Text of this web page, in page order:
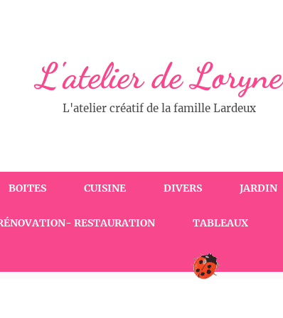
L'atelier de Loryne
L'atelier créatif de la famille Lardeux
BOITES CUISINE DIVERS JARDIN
RESTAURATION TABLEAUX